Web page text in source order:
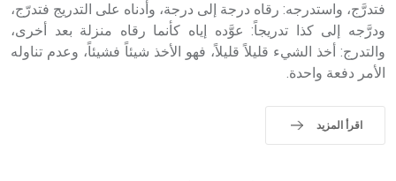
الملوك الذين حكموا مدينة إديسا (الرها) من أبجر الأول وحتى
التاسع، وهم ينتسبون إلى أسرة أوسروين
فتدرَّج، واستدرجه: رقاه درجة إلى درجة، وأدناه على التدريج فتدرّج،
ودرَّجه إلى كذا تدريجاً: عوَّده إياه كأنما رقاه منزلة بعد أخرى،
والتدرج: أخذ الشيء قليلاً قليلاً، فهو الأخذ شيئاً فشيئاً، وعدم تناوله
الأمر دفعة واحدة.
اقرأ المزيد